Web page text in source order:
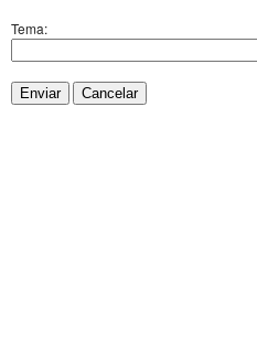
Tema:
Enviar Cancelar